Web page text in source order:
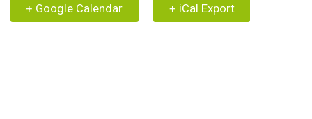
+ Google Calendar + iCal Export